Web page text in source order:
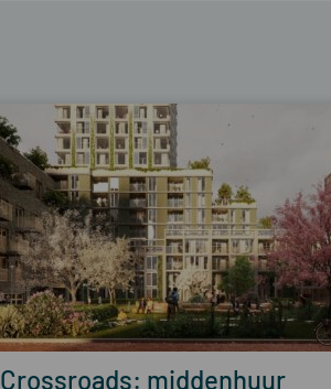
Crossroads: middenhuur